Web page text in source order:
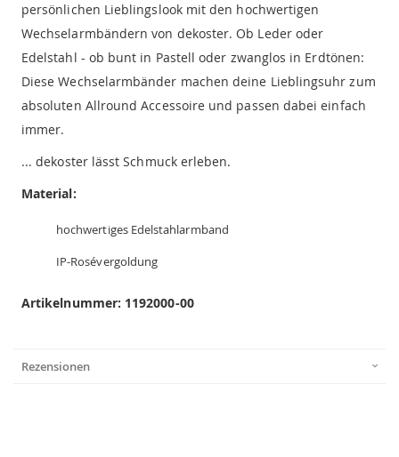
persönlichen Lieblingslook mit den hochwertigen
Wechselarmbändern von dekoster. Ob Leder oder
Edelstahl - ob bunt in Pastell oder zwanglos in Erdtönen:
Diese Wechselarmbänder machen deine Lieblingsuhr zum
absoluten Allround Accessoire und passen dabei einfach
immer.
... dekoster lässt Schmuck erleben.
Material:
hochwertiges Edelstahlarmband
IP-Rosévergoldung
Artikelnummer: 1192000-00
Rezensionen